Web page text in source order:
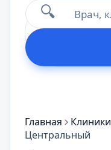
🔍
Главная Клиники
Центральный